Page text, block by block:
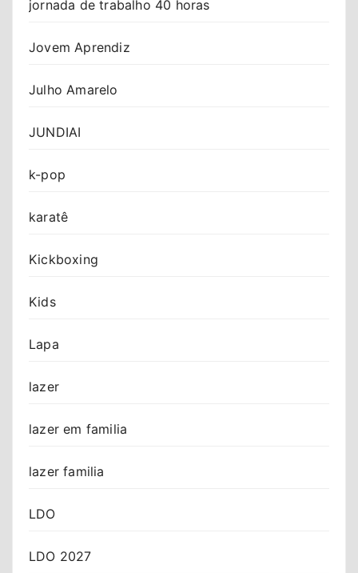
jornada de trabalho 40 horas
Jovem Aprendiz
Julho Amarelo
JUNDIAI
k-pop
karatê
Kickboxing
Kids
Lapa
lazer
lazer em familia
lazer familia
LDO
LDO 2027